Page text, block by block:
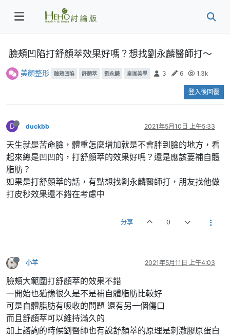
臉頰凹陷打舒顏萃效果好嗎？想找劉永麟醫師打～
美顏整形 臉頰凹陷 舒顏萃 劉永麟 皇珈美學 3 6 1.3k
登入後回覆
D duckbb 2021年5月10日 上午5:33
天生就是苦命臉，體重怎麼增加就是不會胖到臉的地方，看
起來總是凹凹的，打舒顏萃的效果好嗎？還是應該要補自體
脂肪？
如果是打舒顏萃的話，有點想找劉永麟醫師打，朋友找他做
打皮秒效果還不錯在考慮中
分享 0
小羊 2021年5月11日 上午4:03
臉頰大範圍打舒顏萃的效果不錯
一開始也猶豫很久是不是補自體脂肪比較好
可是自體脂肪有吸收的問題 還有另一個傷口
而且舒顏萃可以維持滿久的
加上諮詢的時候劉醫師也有說舒顏萃的原理是刺激膠原蛋白